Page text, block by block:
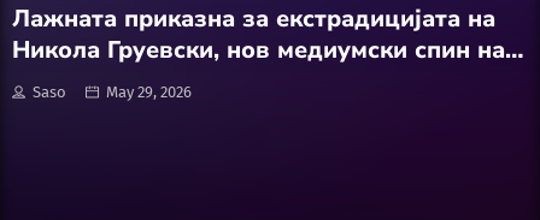
Лажната приказна за екстрадицијата на
Никола Груевски, нов медиумски спин на
власта: Унгарија може, Македонија не сака
Saso May 29, 2026